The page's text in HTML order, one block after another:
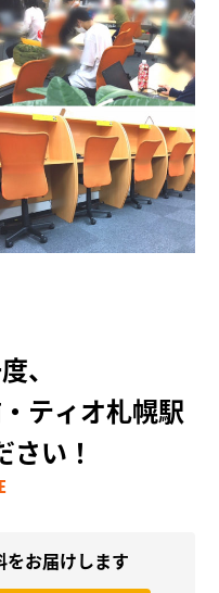
、
ティオ札幌駅
い！
をお届けします